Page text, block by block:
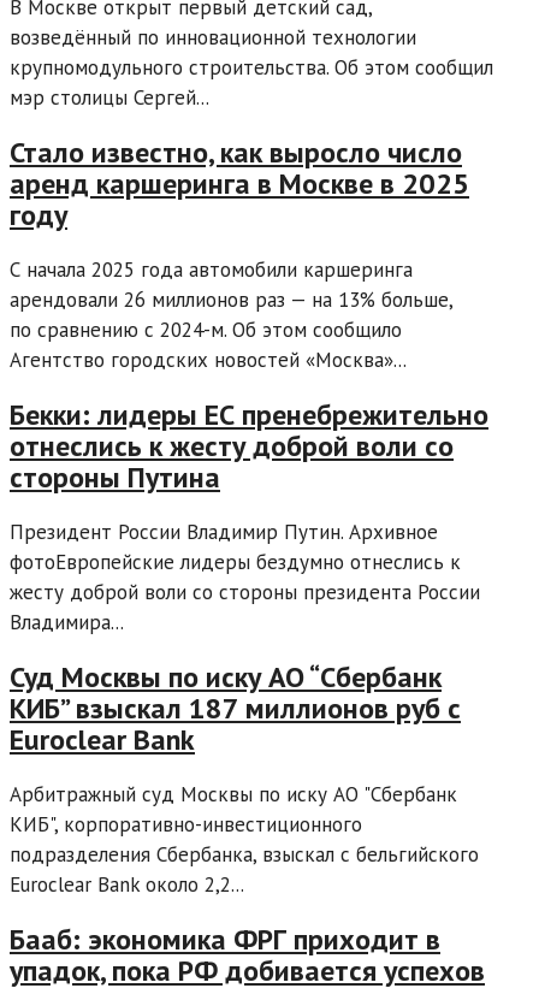
В Москве открыт первый детский сад,
возведённый по инновационной технологии
крупномодульного строительства. Об этом сообщил
мэр столицы Сергей...
Стало известно, как выросло число
аренд каршеринга в Москве в 2025
году
С начала 2025 года автомобили каршеринга
арендовали 26 миллионов раз — на 13% больше,
по сравнению с 2024-м. Об этом сообщило
Агентство городских новостей «Москва»...
Бекки: лидеры ЕС пренебрежительно
отнеслись к жесту доброй воли со
стороны Путина
Президент России Владимир Путин. Архивное
фотоЕвропейские лидеры бездумно отнеслись к
жесту доброй воли со стороны президента России
Владимира...
Суд Москвы по иску АО “Сбербанк
КИБ” взыскал 187 миллионов руб с
Euroclear Bank
Арбитражный суд Москвы по иску АО "Сбербанк
КИБ", корпоративно-инвестиционного
подразделения Сбербанка, взыскал с бельгийского
Euroclear Bank около 2,2...
Бааб: экономика ФРГ приходит в
упадок, пока РФ добивается успехов